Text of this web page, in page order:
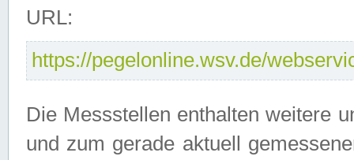
URL:
https://pegelonline.wsv.de/
Die Messstellen enthalten weitere
und zum gerade aktuell